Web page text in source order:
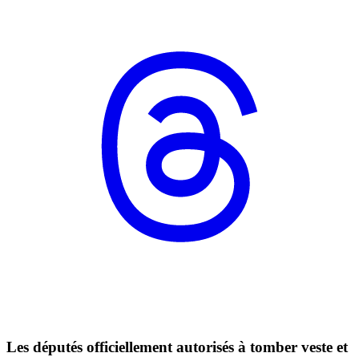
Les députés officiellement autorisés à tomber veste et